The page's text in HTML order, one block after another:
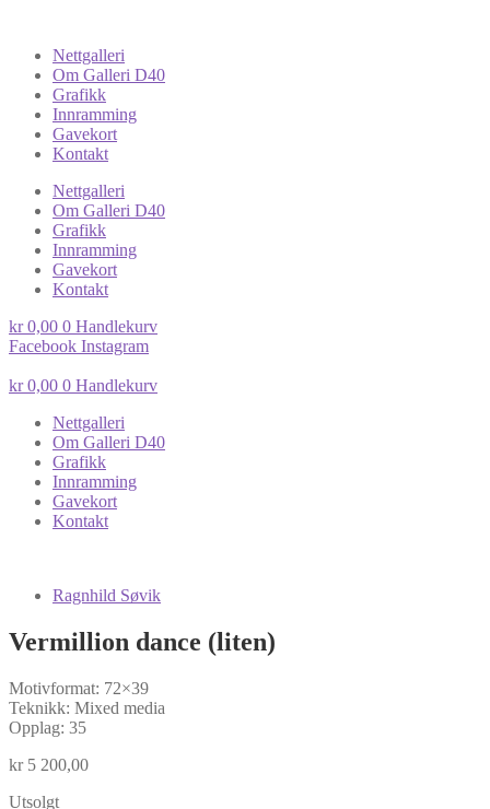
Nettgalleri
Om Galleri D40
Grafikk
Innramming
Gavekort
Kontakt
Nettgalleri
Om Galleri D40
Grafikk
Innramming
Gavekort
Kontakt
kr0,00 0 Handlekurv
Facebook Instagram
kr0,00 0 Handlekurv
Nettgalleri
Om Galleri D40
Grafikk
Innramming
Gavekort
Kontakt
Ragnhild Søvik
Vermillion dance (liten)
Motivformat: 72×39
Teknikk: Mixed media
Opplag: 35
kr5 200,00
Utsolgt